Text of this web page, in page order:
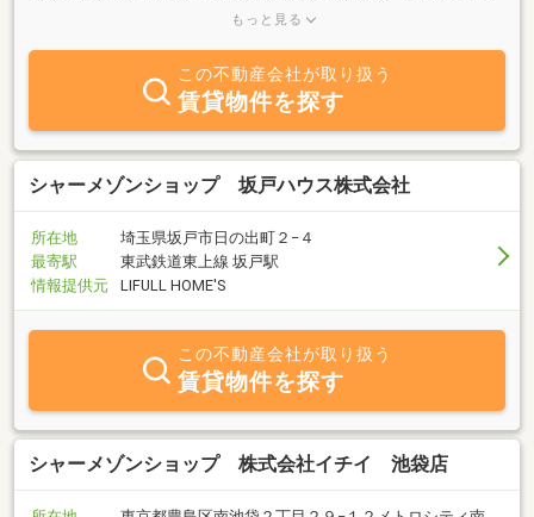
ップ鶴ヶ島店」へ！事前予約で当社無料駐車場もご用意させて頂き
もっと見る
この不動産会社が取り扱う
賃貸物件を探す
シャーメゾンショップ 坂戸ハウス株式会社
所在地
埼玉県坂戸市日の出町２−４
最寄駅
東武鉄道東上線 坂戸駅
情報提供元
LIFULL HOME'S
この不動産会社が取り扱う
賃貸物件を探す
シャーメゾンショップ 株式会社イチイ 池袋店